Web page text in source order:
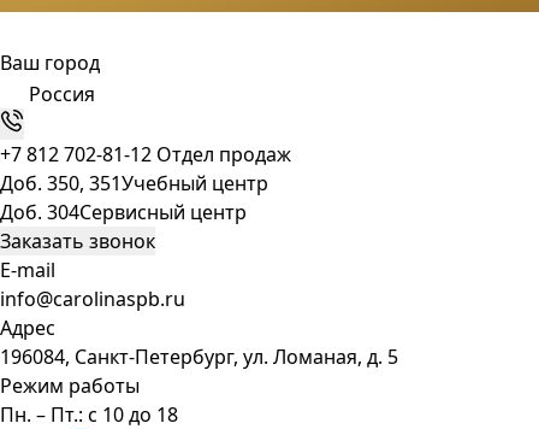
Ваш город
Россия
+7 812 702-81-12 Отдел продаж
Доб. 350, 351Учебный центр
Доб. 304Сервисный центр
Заказать звонок
E-mail
info@carolinaspb.ru
Адрес
196084, Санкт-Петербург, ул. Ломаная, д. 5
Режим работы
Пн. – Пт.: с 10 до 18